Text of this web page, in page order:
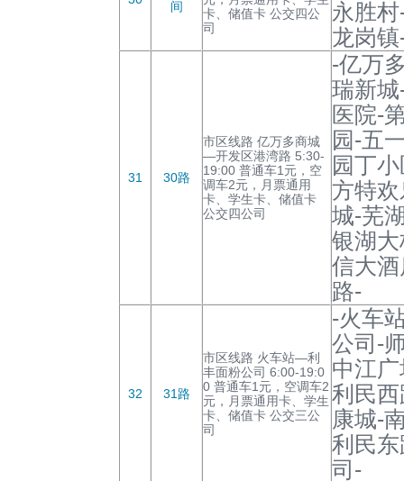
间
卡、储值卡 公交四公
司
永胜
龙岗镇
31 30路
市区线路 亿万多商城
—开发区港湾路 5:30-
19:00 普通车1元，空
调车2元，月票通用
卡、学生卡、储值卡
公交四公司
-亿万
瑞新
医院-
园-五
园丁
方特
城-芜
银湖
信大
路-
32 31路
市区线路 火车站—利
丰面粉公司 6:00-19:0
0 普通车1元，空调车2
元，月票通用卡、学生
卡、储值卡 公交三公
司
-火车
公司-
中江
利民
康城-
利民
司-